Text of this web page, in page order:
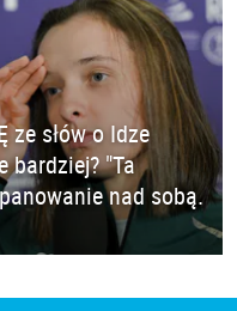
ze słów o Idze
bardziej? "Ta
nad sobą.